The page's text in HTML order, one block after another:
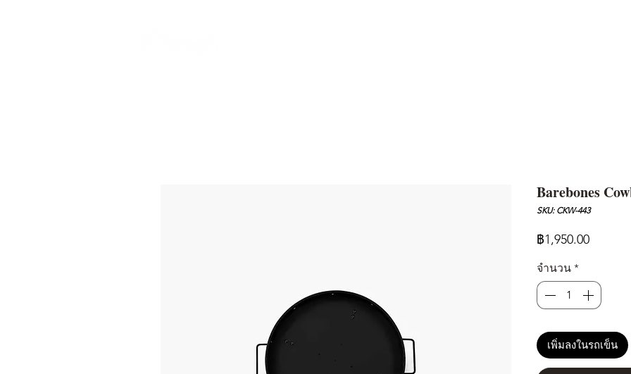
Barebones
SKU: CKW-443
฿1,950.00ราคา
จำนวน *
เพิ่มลงในรถเข็น